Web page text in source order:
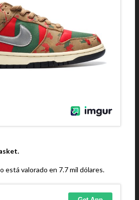
está valorado en 7.7 mil dólares.